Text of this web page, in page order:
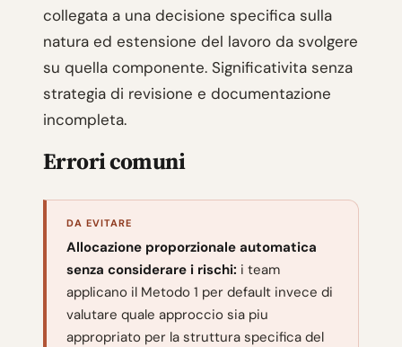
collegata a una decisione specifica sulla
natura ed estensione del lavoro da svolgere
su quella componente. Significativita senza
strategia di revisione e documentazione
incompleta.
Errori comuni
DA EVITARE
Allocazione proporzionale automatica
senza considerare i rischi: i team
applicano il Metodo 1 per default invece di
valutare quale approccio sia piu
appropriato per la struttura specifica del